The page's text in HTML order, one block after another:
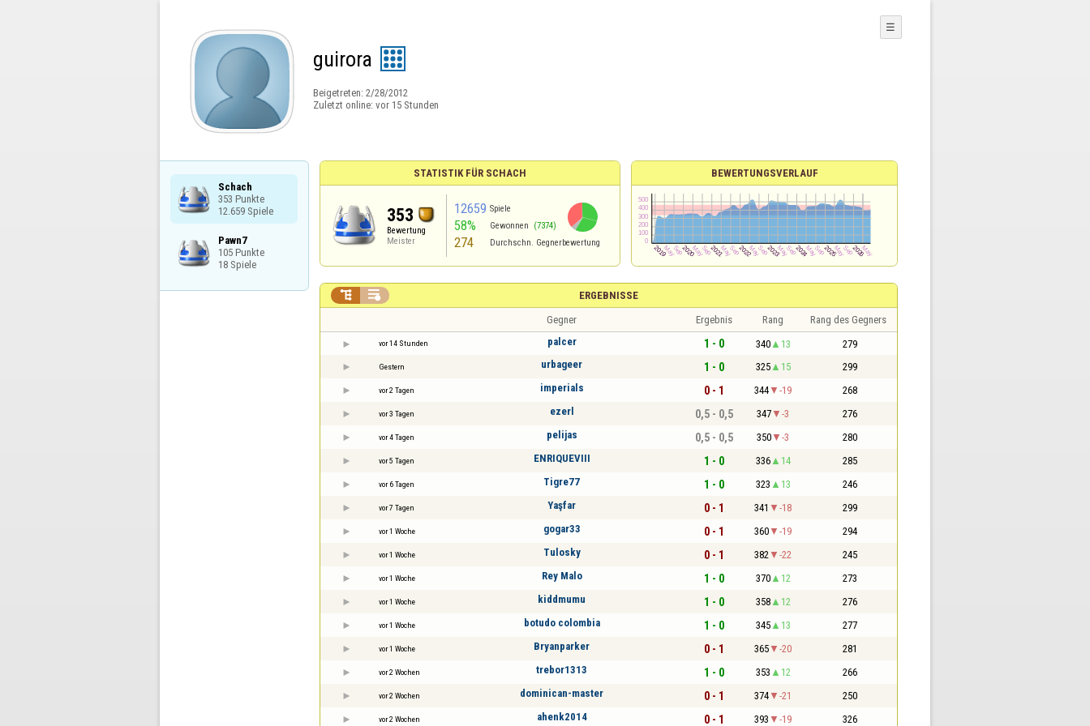
guirora
Beigetreten: 2/28/2012
Zuletzt online: vor 15 Stunden
☰
Schach
353 Punkte
12.659 Spiele
Pawn7
105 Punkte
18 Spiele
STATISTIK FÜR SCHACH
353
Bewertung
Meister
12659 Spiele
58% Gewonnen (7374)
274 Durchschn. Gegnerbewertung
BEWERTUNGSVERLAUF
ERGEBNISSE
 
Gegner Ergebnis Rang Rang des Gegners
vor 14 Stunden palcer 1 - 0 340 13 279
Gestern urbageer 1 - 0 325 15 299
vor 2 Tagen imperials 0 - 1 344 -19 268
vor 3 Tagen ezerl 0,5 - 0,5 347 -3 276
vor 4 Tagen pelijas 0,5 - 0,5 350 -3 280
vor 5 Tagen ENRIQUEVIII 1 - 0 336 14 285
vor 6 Tagen Tigre77 1 - 0 323 13 246
vor 7 Tagen Yaşfar 0 - 1 341 -18 299
vor 1 Woche gogar33 0 - 1 360 -19 294
vor 1 Woche Tulosky 0 - 1 382 -22 245
vor 1 Woche Rey Malo 1 - 0 370 12 273
vor 1 Woche kiddmumu 1 - 0 358 12 276
vor 1 Woche botudo colombia 1 - 0 345 13 277
vor 1 Woche Bryanparker 0 - 1 365 -20 281
vor 2 Wochen trebor1313 1 - 0 353 12 266
vor 2 Wochen dominican-master 0 - 1 374 -21 250
vor 2 Wochen ahenk2014 0 - 1 393 -19 326